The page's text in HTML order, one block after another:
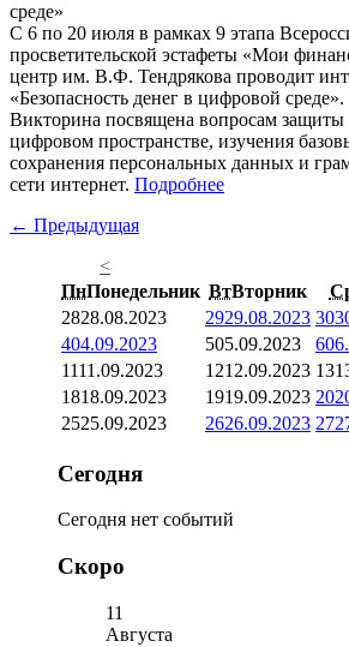
С 6 по 20 июля в рамках 9 этапа
просветительской эстафеты «Мои
центр им. В.Ф. Тендрякова проводит
«Безопасность денег в цифровой среде».
Викторина посвящена вопросам защиты
цифровом пространстве, изучения
сохранения персональных данных и
сети интернет. Подробнее
← Предыдущая
<
ПнПонедельник ВтВторник
2828.08.2023 2929.08.2023 30
404.09.2023 505.09.2023 6
1111.09.2023 1212.09.2023 13
1818.09.2023 1919.09.2023 20
2525.09.2023 2626.09.2023 27
Сегодня
Сегодня нет событий
Скоро
11
Августа